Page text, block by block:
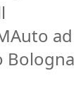
ad
Bologna